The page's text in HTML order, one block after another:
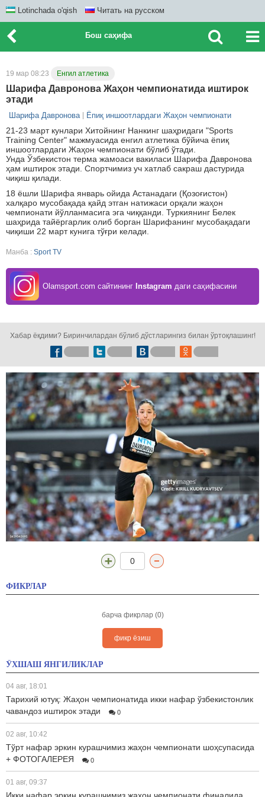
Lotinchada o'qish Читать на русском
Бош саҳифа
19 мар 08:23 Енгил атлетика
Шарифа Давронова Жаҳон чемпионатида иштирок
этади
Шарифа Давронова Ёпиқ иншоотлардаги Жаҳон чемпионати
21-23 март кунлари Хитойнинг Нанкинг шаҳридаги "Sports
Training Center" мажмуасида енгил атлетика бўйича ёпиқ
иншоотлардаги Жаҳон чемпионати бўлиб ўтади.
Унда Ўзбекистон терма жамоаси вакиласи Шарифа Давронова
ҳам иштирок этади. Спортчимиз уч хатлаб сакраш дастурида
чиқиш қилади.
18 ёшли Шарифа январь ойида Астанадаги (Қозоғистон)
халқаро мусобақада қайд этган натижаси орқали жаҳон
чемпионати йўлланмасига эга чиққанди. Туркиянинг Белек
шаҳрида тайёргарлик олиб борган Шарифанинг мусобақадаги
чиқиши 22 март кунига тўғри келади.
Манба : Sport TV
Olamsport.com сайтининг Instagram даги саҳифасини
Хабар ёқдими? Биринчилардан бўлиб дўстларингиз билан ўртоқлашинг!
0
ФИКРЛАР
барча фикрлар (0)
фикр ёзиш
ЎХШАШ ЯНГИЛИКЛАР
04 авг, 18:01
Тарихий ютуқ: Жаҳон чемпионатида икки нафар ўзбекистонлик
чавандоз иштирок этади
0
02 авг, 10:42
Тўрт нафар эркин курашчимиз жаҳон чемпионати шоҳсупасида
+ ФОТОГАЛЕРЕЯ
0
01 авг, 09:37